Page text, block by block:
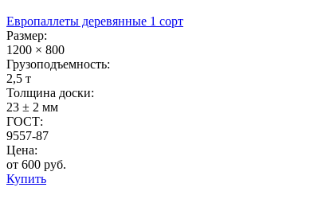
Европаллеты деревянные 1 сорт
Размер:
1200 × 800
Грузоподъемность:
2,5 т
Толщина доски:
23 ± 2 мм
ГОСТ:
9557-87
Цена:
от 600 руб.
Купить